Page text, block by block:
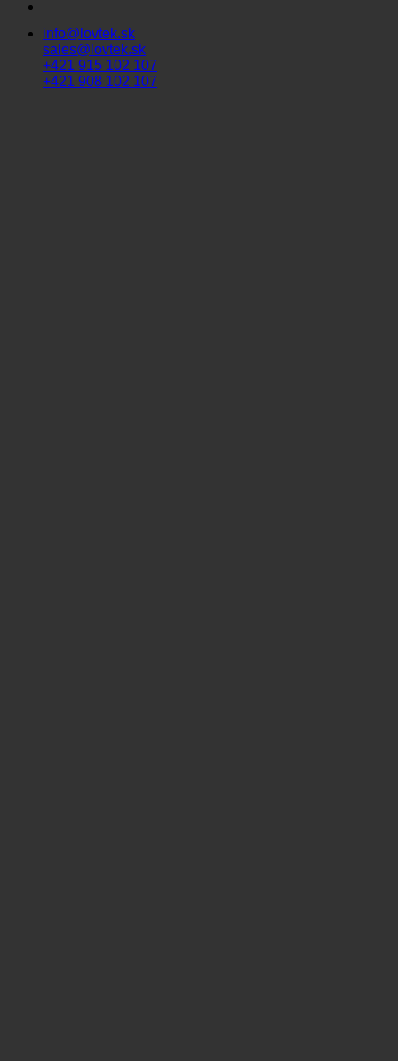
info@lovtek.sk
sales@lovtek.sk
+421 915 102 107
+421 908 102 107